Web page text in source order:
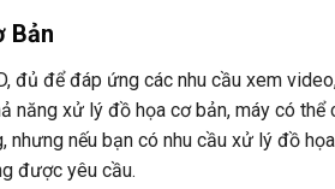
Bản
đủ để đáp ứng các nhu cầu xem
năng xử lý đồ họa cơ bản, máy có thể
nếu bạn có nhu cầu xử lý đồ
được yêu cầu.